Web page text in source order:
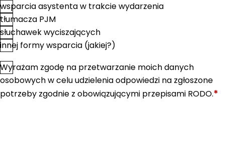
wsparcia asystenta w trakcie wydarzenia
tłumacza PJM
słuchawek wyciszających
innej formy wsparcia (jakiej?)
Zgoda*
Wyrażam zgodę na przetwarzanie moich danych
osobowych w celu udzielenia odpowiedzi na zgłoszone
potrzeby zgodnie z obowiązującymi przepisami RODO.*